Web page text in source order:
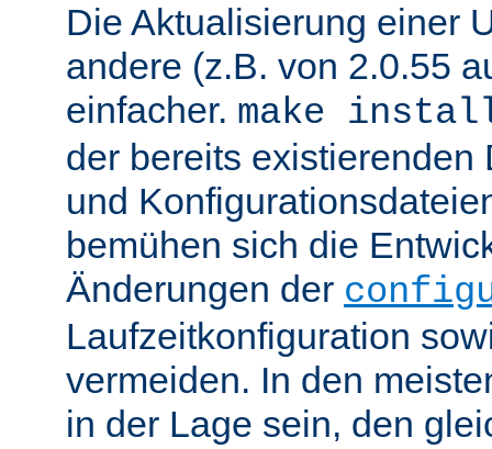
Die Aktualisierung einer
andere (z.B. von 2.0.55
einfacher. make
der bereits existierenden
und
bemühen sich die
Änderungen der
Laufzeitkonfiguration
vermeiden. In den
in der Lage sein, den